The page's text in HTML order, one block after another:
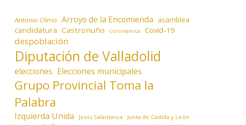
Antonio Olmo Arroyo de la Encomienda asamblea
candidatura Castronuño coronavirus Covid-19
despoblación
Diputación de Valladolid
elecciones Elecciones municipales
Grupo Provincial Toma la
Palabra
Izquierda Unida Jesús Salamanca Junta de Castilla y León